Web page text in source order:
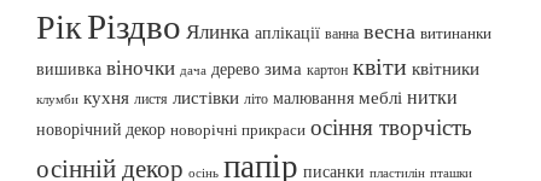
РікРіздво Ялинка аплікації ванна весна витинанки
вишивка віночки дача дерево зима картон квіти квітники
клумби кухня листя листівки літо малювання меблі нитки
новорічний декор новорічні прикраси осіння творчість
осінній декор осінь папір писанки пластилін пташки